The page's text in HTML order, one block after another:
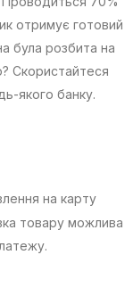
отримує готовий
була розбита на
Скористайтеся
якого банку.
на карту
товару можлива